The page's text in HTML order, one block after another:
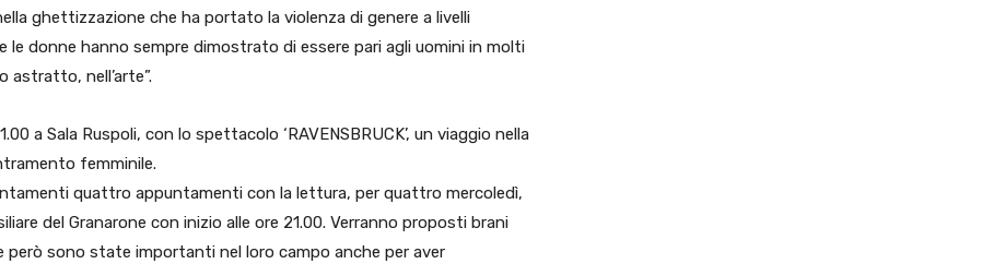
ghettizzazione che ha portato la violenza di genere a livelli
le donne hanno sempre dimostrato di essere pari agli uomini in molti
astratto, nell’arte”.
a Sala Ruspoli, con lo spettacolo ‘RAVENSBRUCK’, un viaggio nella
femminile.
quattro appuntamenti con la lettura, per quattro mercoledì,
del Granarone con inizio alle ore 21.00. Verranno proposti brani
sono state importanti nel loro campo anche per aver